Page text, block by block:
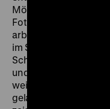
Möglichkeiten von
Fotos und deren
arbeitete einige Jahre
im Studio H&S
Scheumann). „Wenn
und Bildern gefordert
weil man wußte, daß
gelang es ihm, eigene